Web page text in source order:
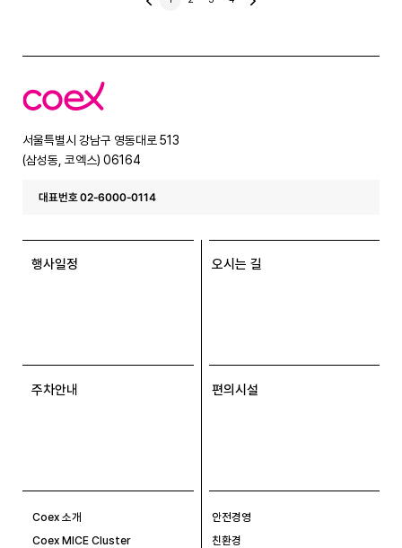
코
엑
서울특별시 강남구 영동대로 513
(삼성동, 코엑스) 06164
대표번호 02-6000-0114
행사일정 오시는 길
주차안내 편의시설
Coex 소개
Coex MICE Cluster
안전경영
친환경